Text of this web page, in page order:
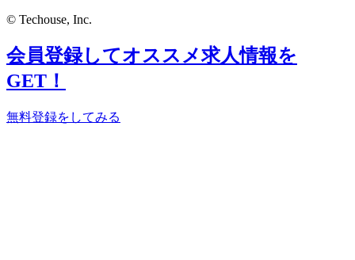
© Techouse, Inc.
会員登録してオススメ求人情報を
GET！
無料登録をしてみる